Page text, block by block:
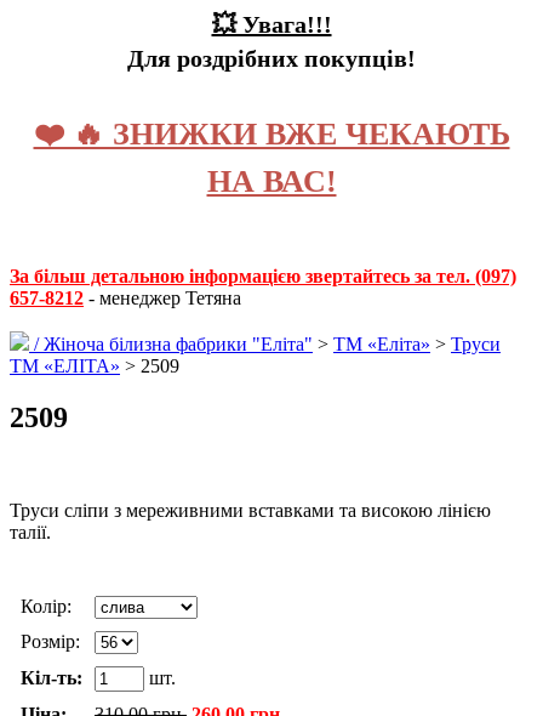
💥 Увага!!!
Для роздрібних покупців!
❤️ 🔥 ЗНИЖКИ ВЖЕ ЧЕКАЮТЬ
НА ВАС!
За більш детальною інформацією звертайтесь за тел. (097)
657-8212 - менеджер Тетяна
/Жіноча білизна фабрики "Еліта" > ТМ «Еліта» > Труси
ТМ «ЕЛІТА» > 2509
2509
Труси сліпи з мереживними вставками та високою лінією
талії.
Колір:
Розмір:
Кіл-ть:
шт.